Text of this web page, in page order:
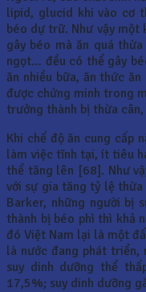
lipid, glucid khi vào cơ
béo dự trữ. Như vậy một
gây béo mà ăn quá
ngọt… đều có thể gây
ăn nhiều bữa, ăn thức
được chứng minh trong
trưởng thành bị thừa
Khi chế độ ăn cung cấp
làm việc tĩnh tại, ít tiêu
thể tăng lên [68]. Như
với sự gia tăng tỷ lệ
Barker, những người bị
thành bị béo phì thì khả
đó Việt Nam lại là một
là nước đang phát
suy dinh dưỡng thể
17,5%; suy dinh dưỡng